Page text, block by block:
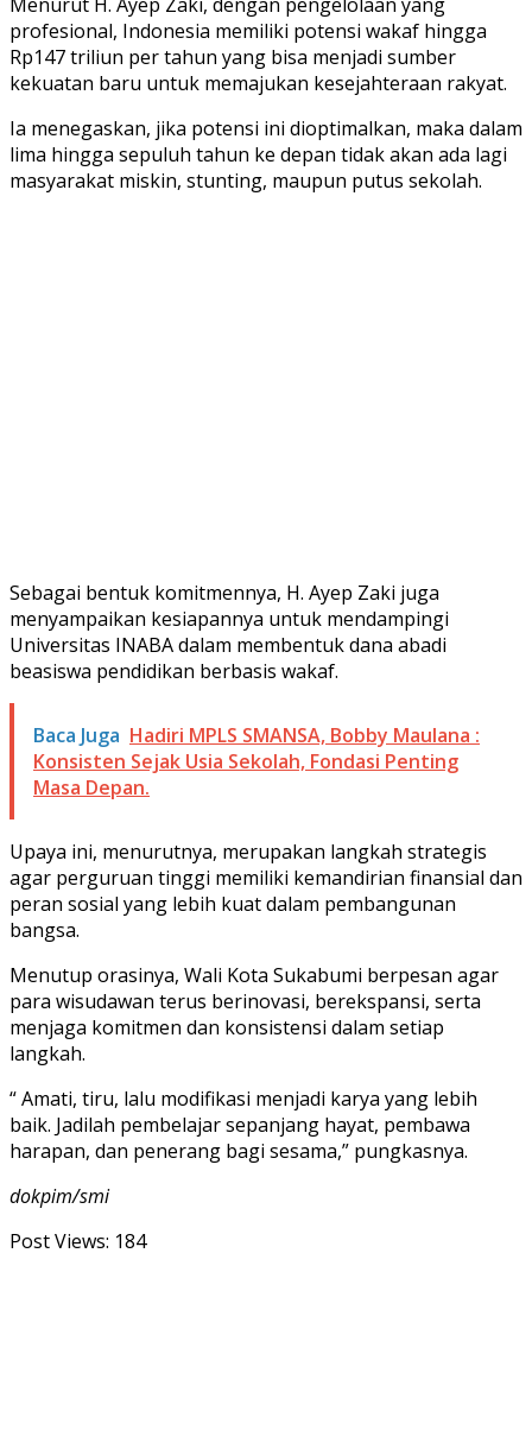
profesional, Indonesia memiliki potensi wakaf hingga
Rp147 triliun per tahun yang bisa menjadi sumber
kekuatan baru untuk memajukan kesejahteraan rakyat.
Ia menegaskan, jika potensi ini dioptimalkan, maka dalam
lima hingga sepuluh tahun ke depan tidak akan ada lagi
masyarakat miskin, stunting, maupun putus sekolah.
Sebagai bentuk komitmennya, H. Ayep Zaki juga
menyampaikan kesiapannya untuk mendampingi
Universitas INABA dalam membentuk dana abadi
beasiswa pendidikan berbasis wakaf.
Baca Juga Hadiri MPLS SMANSA, Bobby Maulana :
Konsisten Sejak Usia Sekolah, Fondasi Penting
Masa Depan.
Upaya ini, menurutnya, merupakan langkah strategis
agar perguruan tinggi memiliki kemandirian finansial dan
peran sosial yang lebih kuat dalam pembangunan
bangsa.
Menutup orasinya, Wali Kota Sukabumi berpesan agar
para wisudawan terus berinovasi, berekspansi, serta
menjaga komitmen dan konsistensi dalam setiap
langkah.
“ Amati, tiru, lalu modifikasi menjadi karya yang lebih
baik. Jadilah pembelajar sepanjang hayat, pembawa
harapan, dan penerang bagi sesama,” pungkasnya.
dokpim/smi
Post Views: 184